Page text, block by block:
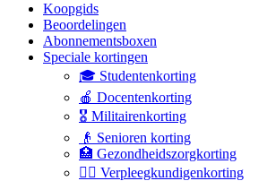
Koopgids
Beoordelingen
Abonnementsboxen
Speciale kortingen
🎓 Studentenkorting
🍎 Docentenkorting
🎖️ Militairenkorting
👴 Senioren korting
🏥 Gezondheidszorgkorting
👩‍⚕️ Verpleegkundigenkorting